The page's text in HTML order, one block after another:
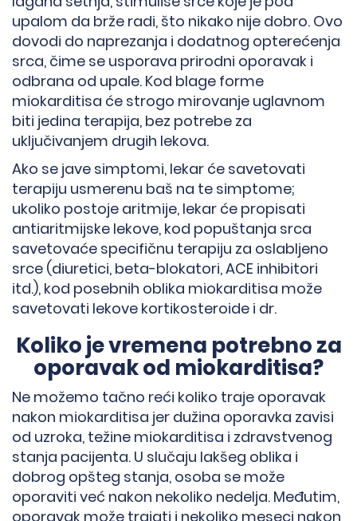
upalom da brže radi, što nikako nije dobro. Ovo
dovodi do naprezanja i dodatnog opterećenja
srca, čime se usporava prirodni oporavak i
odbrana od upale. Kod blage forme
miokarditisa će strogo mirovanje uglavnom
biti jedina terapija, bez potrebe za
uključivanjem drugih lekova.
Ako se jave simptomi, lekar će savetovati
terapiju usmerenu baš na te simptome;
ukoliko postoje aritmije, lekar će propisati
antiaritmijske lekove, kod popuštanja srca
savetovaće specifičnu terapiju za oslabljeno
srce (diuretici, beta-blokatori, ACE inhibitori
itd.), kod posebnih oblika miokarditisa može
savetovati lekove kortikosteroide i dr.
Koliko je vremena potrebno za
oporavak od miokarditisa?
Ne možemo tačno reći koliko traje oporavak
nakon miokarditisa jer dužina oporavka zavisi
od uzroka, težine miokarditisa i zdravstvenog
stanja pacijenta. U slučaju lakšeg oblika i
dobrog opšteg stanja, osoba se može
oporaviti već nakon nekoliko nedelja. Međutim,
oporavak može trajati i nekoliko meseci nakon